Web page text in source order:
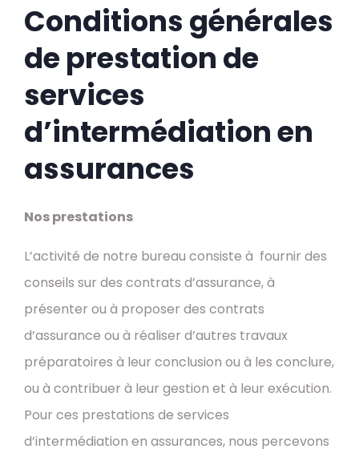
Conditions générales
de prestation de
services
d’intermédiation en
assurances
Nos prestations
L’activité de notre bureau consiste à fournir des
conseils sur des contrats d’assurance, à
présenter ou à proposer des contrats
d’assurance ou à réaliser d’autres travaux
préparatoires à leur conclusion ou à les conclure,
ou à contribuer à leur gestion et à leur exécution.
Pour ces prestations de services
d’intermédiation en assurances, nous percevons